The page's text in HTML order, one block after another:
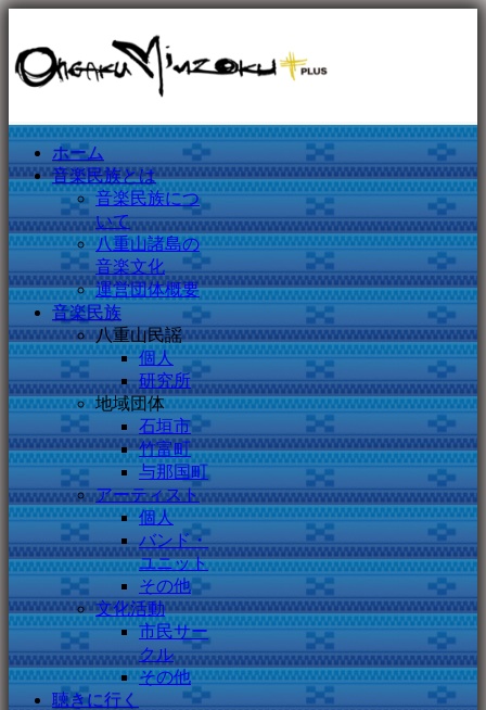
ホーム
音楽民族とは
音楽民族につ
いて
八重山諸島の
音楽文化
運営団体概要
音楽民族
八重山民謡
個人
研究所
地域団体
石垣市
竹富町
与那国町
アーティスト
個人
バンド・
ユニット
その他
文化活動
市民サー
クル
その他
聴きに行く